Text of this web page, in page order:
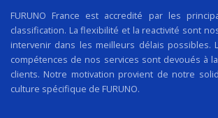
FURUNO France est accredité par les
classification. La flexibilité et la reactivité sont
intervenir dans les meilleurs délais possibles.
compétences de nos services sont devoués à
clients. Notre motivation provient de notre
culture spécifique de FURUNO.